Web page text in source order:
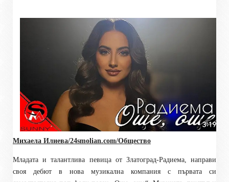
Михаела Илиева/24smolian.com/Общество
Младата и талантлива певица от Златоград-Радиема, направи
своя дебют в нова музикална компания с първата си